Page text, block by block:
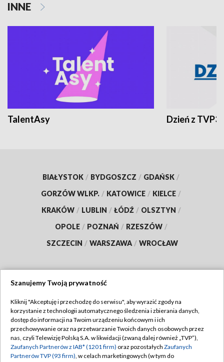
INNE
TalentAsy Dzień z TVP3
BIAŁYSTOK / BYDGOSZCZ / GDAŃSK /
GORZÓW WLKP. / KATOWICE / KIELCE /
KRAKÓW / LUBLIN / ŁÓDŹ / OLSZTYN /
OPOLE / POZNAŃ / RZESZÓW /
SZCZECIN / WARSZAWA / WROCŁAW
TVP
Abonament TVP
Emisja w TVP
Regulamin TVP
Polityka prywatności
Szanujemy Twoją prywatność
Kliknij "Akceptuję i przechodzę do serwisu", aby wyrazić zgody na
korzystanie z technologii automatycznego śledzenia i zbierania danych,
dostęp do informacji na Twoim urządzeniu końcowym i ich
przechowywanie oraz na przetwarzanie Twoich danych osobowych przez
nas, czyli Telewizję Polską S.A. w likwidacji (zwaną dalej również „TVP”),
Zaufanych Partnerów z IAB* (1201 firm) oraz pozostałych Zaufanych
Partnerów TVP (93 firm), w celach marketingowych (w tym do